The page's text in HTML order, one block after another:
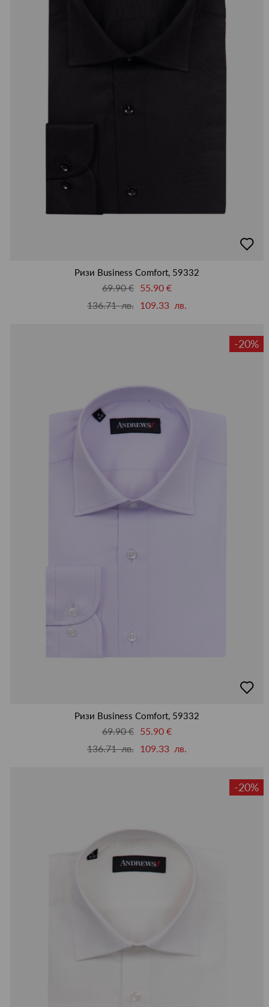
в
Ризи Business Comfort, 59332
69.90 € 55.90 €
136.71 лв. 109.33 лв.
-20%
в
Ризи Business Comfort, 59332
69.90 € 55.90 €
136.71 лв. 109.33 лв.
-20%